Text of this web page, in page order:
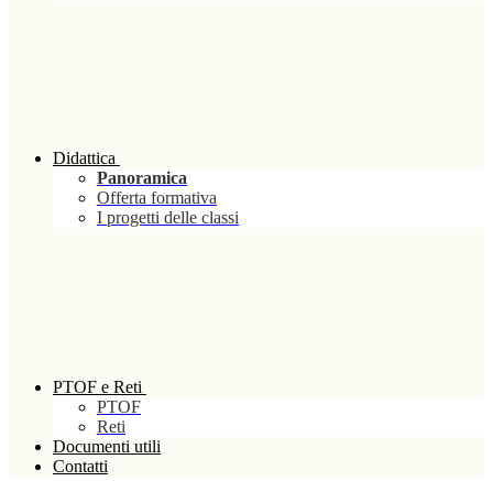
Didattica
Panoramica
Offerta formativa
I progetti delle classi
PTOF e Reti
PTOF
Reti
Documenti utili
Contatti